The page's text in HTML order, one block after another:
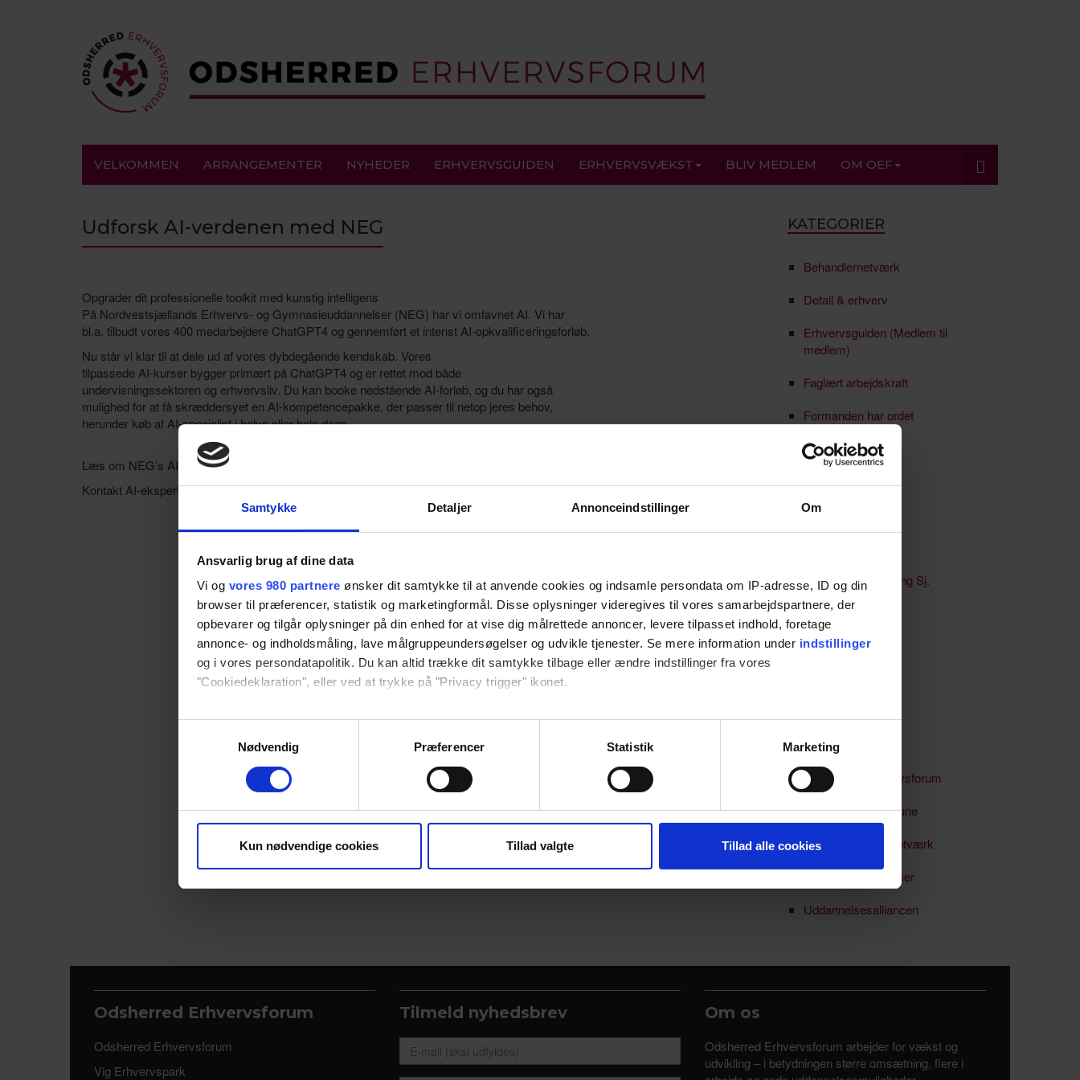
Samtykke Detaljer Annonceindstillinger Om
Ansvarlig brug af dine data
Vi og vores 980 partnere ønsker dit samtykke til at anvende cookies og indsamle persondata om IP-adresse, ID og din
browser til præferencer, statistik og marketingformål. Disse oplysninger videregives til vores samarbejdspartnere, der
opbevarer og tilgår oplysninger på din enhed for at vise dig målrettede annoncer, levere tilpasset indhold, foretage
annonce- og indholdsmåling, lave målgruppeundersøgelser og udvikle tjenester. Se mere information under indstillinger
og i vores persondatapolitik. Du kan altid trække dit samtykke tilbage eller ændre indstillinger fra vores
"Cookiedeklaration", eller ved at trykke på "Privacy trigger" ikonet.
Dine valg anvendes på hele websitet.
vores trafik. Vi deler også oplysninger om din brug af vores hjemmeside med vores partnere inden for sociale medier,
Nødvendig
Præferencer Statistik Marketing
Kun nødvendige cookies Tillad valgte Tillad alle cookies
VELKOMMEN ARRANGEMENTER NYHEDER ERHVERVSGUIDEN ERHVERVSVÆKST BLIV MEDLEM OM OEF
Udforsk AI-verdenen med NEG
Opgrader dit professionelle toolkit med kunstig intelligens
På Nordvestsjællands Erhvervs- og Gymnasieuddannelser (NEG) har vi omfavnet AI. Vi har
bl.a. tilbudt vores 400 medarbejdere ChatGPT4 og gennemført et intenst AI-opkvalificeringsforløb.
Nu står vi klar til at dele ud af vores dybdegående kendskab. Vores
tilpassede AI-kurser bygger primært på ChatGPT4 og er rettet mod både
undervisningssektoren og erhvervsliv. Du kan booke nedstående AI-forløb, og du har også
mulighed for at få skræddersyet en AI-kompetencepakke, der passer til netop jeres behov,
herunder køb af AI-specialist i halve eller hele dage.
Læs om NEG’s AI-kursus tilbud
Kontakt AI-ekspert Morten Walsted for aftale påmowa@eucnvs.dk
KATEGORIER
Behandlernetværk
Detail & erhverv
Erhvervsguiden (Medlem til
medlem)
Faglært arbejdskraft
Formanden har ordet
Generationsskifte
Ikke kategoriseret
Købstaden Nykøbing Sj.
Kultur & events
Lærlinge & elever
Nyhedsbreve
Odsherred Erhvervsforum
Odsherred Kommune
Soloselvstændignetværk
Uddannelse & kurser
Uddannelsesalliancen
Odsherred Erhvervsforum
Odsherred Erhvervsforum
Vig Erhvervspark
Tilmeld nyhedsbrev Om os
Odsherred Erhvervsforum arbejder for vækst og
udvikling – i betydningen større omsætning, flere i